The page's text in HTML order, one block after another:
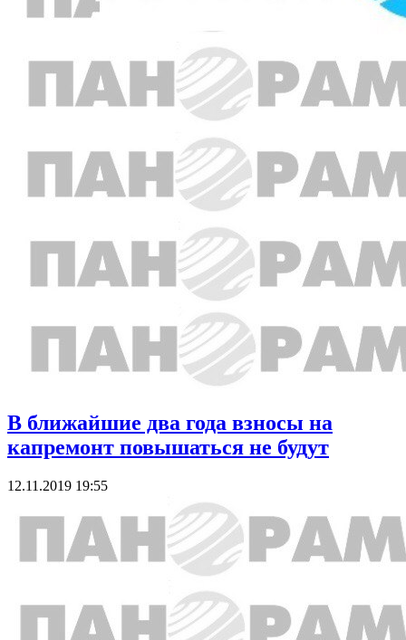
В ближайшие два года взносы на
капремонт повышаться не будут
12.11.2019 19:55